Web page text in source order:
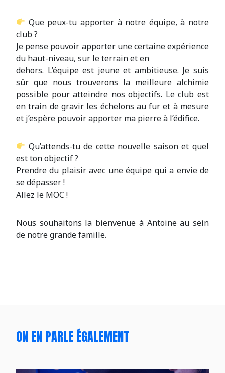
Que peux-tu apporter à notre équipe, à notre
club ?
Je pense pouvoir apporter une certaine expérience
du haut-niveau, sur le terrain et en
dehors. L’équipe est jeune et ambitieuse. Je suis
sûr que nous trouverons la meilleure alchimie
possible pour atteindre nos objectifs. Le club est
en train de gravir les échelons au fur et à mesure
et j’espère pouvoir apporter ma pierre à l’édifice.
Qu’attends-tu de cette nouvelle saison et quel
est ton objectif ?
Prendre du plaisir avec une équipe qui a envie de
se dépasser !
Allez le MOC !
Nous souhaitons la bienvenue à Antoine au sein
de notre grande famille.
ON EN PARLE ÉGALEMENT